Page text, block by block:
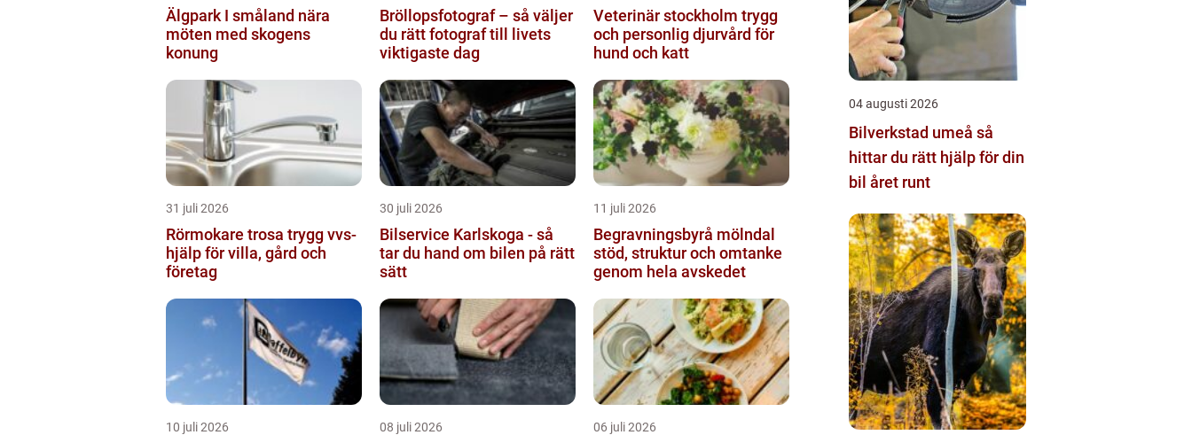
Älgpark I småland nära
möten med skogens
konung
Bröllopsfotograf – så väljer
du rätt fotograf till livets
viktigaste dag
Veterinär stockholm trygg
och personlig djurvård för
hund och katt
31 juli 2026
Rörmokare trosa trygg vvs-
hjälp för villa, gård och
företag
30 juli 2026
Bilservice Karlskoga - så
tar du hand om bilen på rätt
sätt
11 juli 2026
Begravningsbyrå mölndal
stöd, struktur och omtanke
genom hela avskedet
10 juli 2026 08 juli 2026 06 juli 2026
04 augusti 2026
Bilverkstad umeå så
hittar du rätt hjälp för din
bil året runt